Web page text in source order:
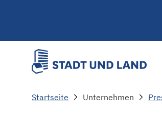
Startseite Unternehmen